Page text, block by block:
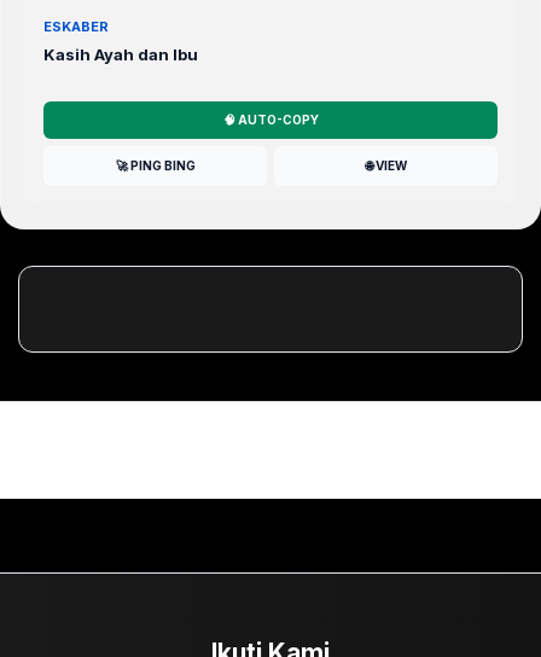
ESKABER
Kasih Ayah dan Ibu
🧠 AUTO-COPY
🚀 PING BING 🌐 VIEW